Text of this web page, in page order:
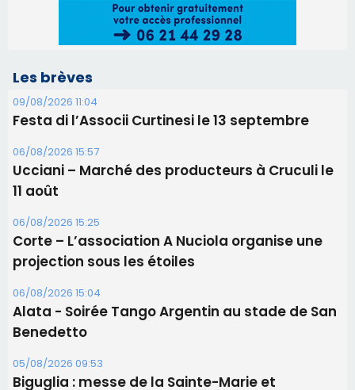
projection sous les étoiles
06/08/2026 15:04
Alata - Soirée Tango Argentin au stade de San
Benedetto
05/08/2026 09:53
Biguglia : messe de la Sainte-Marie et
procession le 14 août
31/07/2026 08:24
Tennis - Début ce week-end du tournoi du
RCPV
Les plus lus